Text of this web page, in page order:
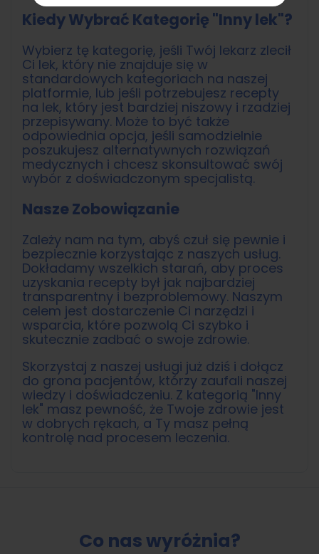
Kiedy Wybrać Kategorię "Inny lek"?
Wybierz tę kategorię, jeśli Twój lekarz zlecił
Ci lek, który nie znajduje się w
standardowych kategoriach na naszej
platformie, lub jeśli potrzebujesz recepty
na lek, który jest bardziej niszowy i rzadziej
przepisywany. Może to być także
odpowiednia opcja, jeśli samodzielnie
poszukujesz alternatywnych rozwiązań
medycznych i chcesz skonsultować swój
wybór z doświadczonym specjalistą.
Nasze Zobowiązanie
Zależy nam na tym, abyś czuł się pewnie i
bezpiecznie korzystając z naszych usług.
Dokładamy wszelkich starań, aby proces
uzyskania recepty był jak najbardziej
transparentny i bezproblemowy. Naszym
celem jest dostarczenie Ci narzędzi i
wsparcia, które pozwolą Ci szybko i
skutecznie zadbać o swoje zdrowie.
Skorzystaj z naszej usługi już dziś i dołącz
do grona pacjentów, którzy zaufali naszej
wiedzy i doświadczeniu. Z kategorią "Inny
lek" masz pewność, że Twoje zdrowie jest
w dobrych rękach, a Ty masz pełną
kontrolę nad procesem leczenia.
Co nas wyróżnia?